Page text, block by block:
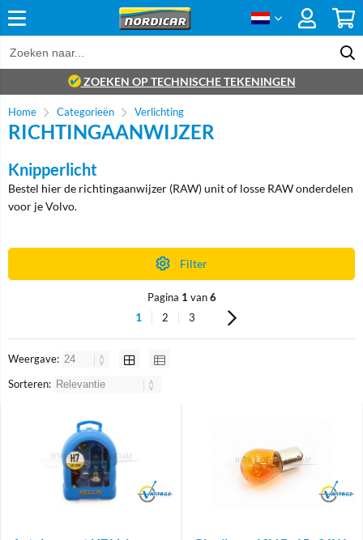
ZOEKEN OP TECHNISCHE TEKENINGEN
Home Categorieën Verlichting
RICHTINGAANWIJZER
Knipperlicht
Bestel hier de richtingaanwijzer (RAW) unit of losse RAW onderdelen
voor je Volvo.
Filter
Pagina 1 van6
1 2 3
Weergave:
Sorteren:
Brand Brand